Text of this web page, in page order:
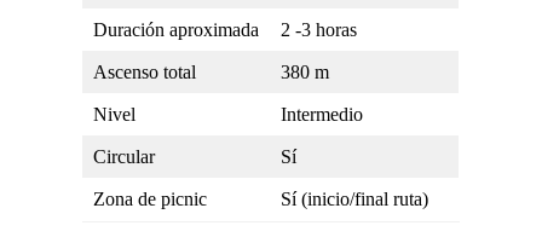
Duración aproximada 2 -3 horas
Ascenso total 380 m
Nivel Intermedio
Circular Sí
Zona de picnic Sí (inicio/final ruta)